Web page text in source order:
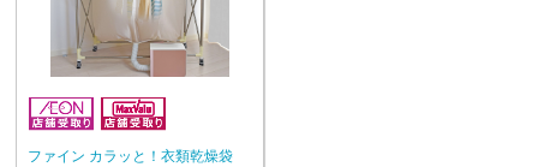
ファイン カラッと！衣類乾燥袋